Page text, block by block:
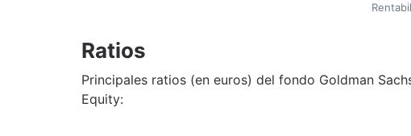
Ratios
Principales ratios (en euros) del fondo Goldman
Equity: